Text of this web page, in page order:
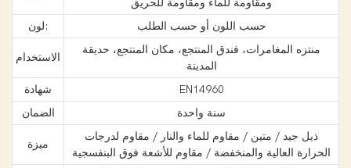
ومقاومة للماء ومقاومة للحريق
لون:
حسب اللون أو حسب الطلب
الاستخدام
منتزه المغامرات، فندق المنتجع، مكان المنتجع، حديقة
المدينة
شهادة
EN14960
الضمان
سنة واحدة
ميزة
ذيل جيد / متين / مقاوم للماء والنار / مقاوم لدرجات
الحرارة العالية والمنخفضة / مقاوم للأشعة فوق البنفسجية